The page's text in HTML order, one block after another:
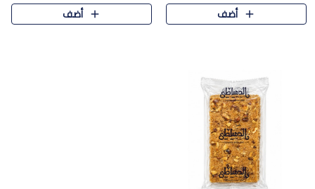
rich layer of premium
chocolate and the distinctive
أضف
texture and the distinctive
flavor of roasted hazelnuts.
أضف